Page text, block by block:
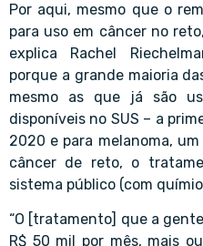
Por aqui, mesmo que o
para uso em câncer no
explica Rachel
porque a grande maioria
mesmo as que já são
disponíveis no SUS – a
2020 e para melanoma,
câncer de reto, o
sistema público (com
“O [tratamento] que a
R$ 50 mil por mês, mais